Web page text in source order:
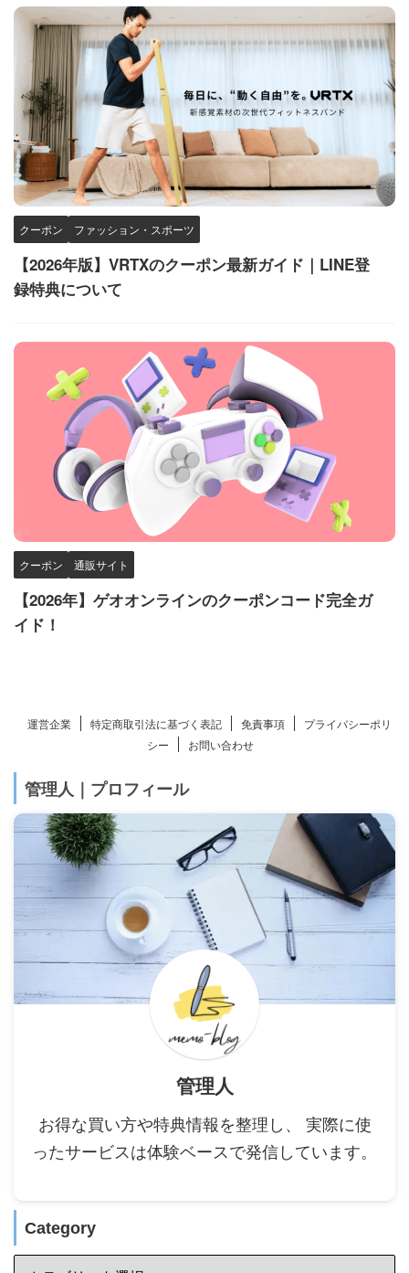
クーポン ファッション・スポーツ
【2026年版】VRTXのクーポン最新ガイド｜LINE登
録特典について
クーポン 通販サイト
【2026年】ゲオオンラインのクーポンコード完全ガ
イド！
運営企業 特定商取引法に基づく表記 免責事項
プライバシーポリ
シー
お問い合わせ
管理人｜プロフィール
管理人
お得な買い方や特典情報を整理し、 実際に使
ったサービスは体験ベースで発信しています。
Category